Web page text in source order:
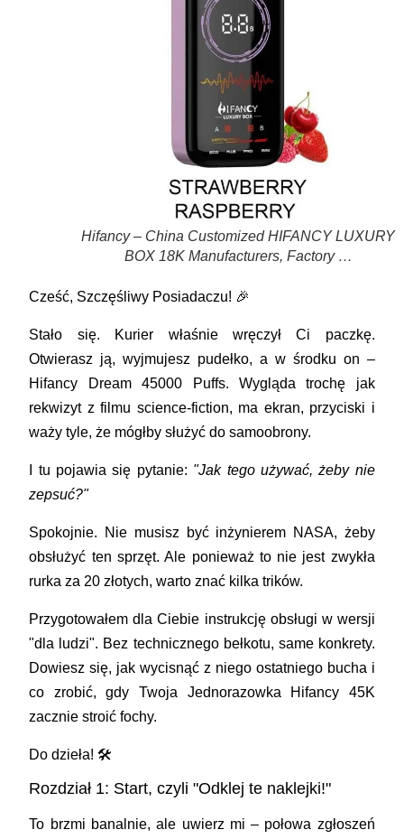
Hifancy – China Customized HIFANCY LUXURY
BOX 18K Manufacturers, Factory …
Cześć, Szczęśliwy Posiadaczu! 🎉
Stało się. Kurier właśnie wręczył Ci paczkę.
Otwierasz ją, wyjmujesz pudełko, a w środku on –
Hifancy Dream 45000 Puffs. Wygląda trochę jak
rekwizyt z filmu science-fiction, ma ekran, przyciski i
waży tyle, że mógłby służyć do samoobrony.
I tu pojawia się pytanie: "Jak tego używać, żeby nie
zepsuć?"
Spokojnie. Nie musisz być inżynierem NASA, żeby
obsłużyć ten sprzęt. Ale ponieważ to nie jest zwykła
rurka za 20 złotych, warto znać kilka trików.
Przygotowałem dla Ciebie instrukcję obsługi w wersji
"dla ludzi". Bez technicznego bełkotu, same konkrety.
Dowiesz się, jak wycisnąć z niego ostatniego bucha i
co zrobić, gdy Twoja Jednorazowka Hifancy 45K
zacznie stroić fochy.
Do dzieła! 🛠️
Rozdział 1: Start, czyli "Odklej te naklejki!"
To brzmi banalnie, ale uwierz mi – połowa zgłoszeń